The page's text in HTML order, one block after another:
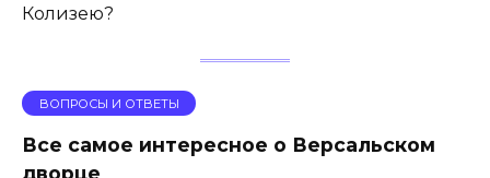
Колизею?
ВОПРОСЫ И ОТВЕТЫ
Все самое интересное о Версальском
дворце